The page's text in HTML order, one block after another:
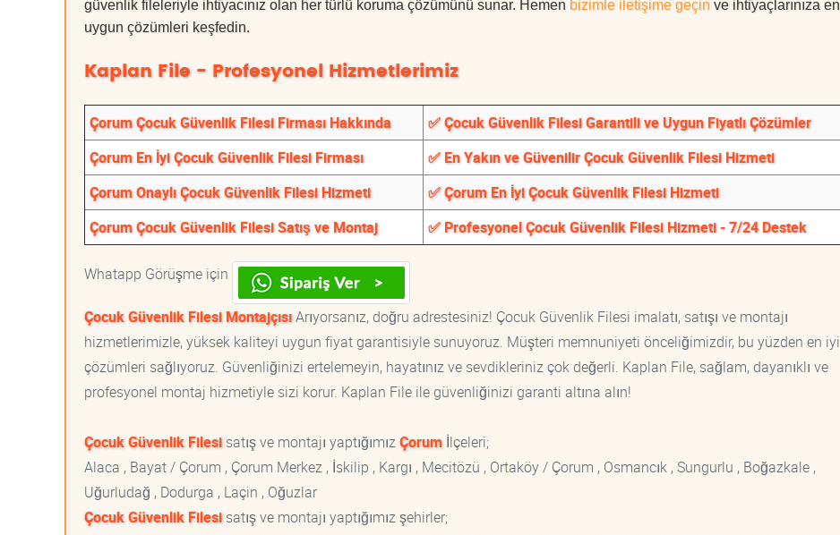
güvenlik fileleriyle ihtiyacınız olan her türlü koruma çözümünü sunar. Hemen bizimle iletişime geçin ve ihtiyaçlarınıza en
uygun çözümleri keşfedin.
Kaplan File - Profesyonel Hizmetlerimiz
Çorum Çocuk Güvenlik Filesi Firması Hakkında
✅ Çocuk Güvenlik Filesi Garantili ve Uygun Fiyatlı Çözümler
Çorum En İyi Çocuk Güvenlik Filesi Firması
✅ En Yakın ve Güvenilir Çocuk Güvenlik Filesi Hizmeti
Çorum Onaylı Çocuk Güvenlik Filesi Hizmeti
✅ Çorum En İyi Çocuk Güvenlik Filesi Hizmeti
Çorum Çocuk Güvenlik Filesi Satış ve Montaj
✅ Profesyonel Çocuk Güvenlik Filesi Hizmeti - 7/24 Destek
Whatapp Görüşme için
Çocuk Güvenlik Filesi MontajçısıArıyorsanız, doğru adrestesiniz! Çocuk Güvenlik Filesi imalatı, satışı ve montajı
hizmetlerimizle, yüksek kaliteyi uygun fiyat garantisiyle sunuyoruz. Müşteri memnuniyeti önceliğimizdir, bu yüzden en iyi
çözümleri sağlıyoruz. Güvenliğinizi ertelemeyin, hayatınız ve sevdikleriniz çok değerli. Kaplan File, sağlam, dayanıklı ve
profesyonel montaj hizmetiyle sizi korur. Kaplan File ile güvenliğinizi garanti altına alın!
Çocuk Güvenlik Filesisatış ve montajı yaptığımızÇorumİlçeleri;
Alaca , Bayat / Çorum , Çorum Merkez , İskilip , Kargı , Mecitözü , Ortaköy / Çorum , Osmancık , Sungurlu , Boğazkale ,
Uğurludağ , Dodurga , Laçin , Oğuzlar
Çocuk Güvenlik Filesisatış ve montajı yaptığımız şehirler;